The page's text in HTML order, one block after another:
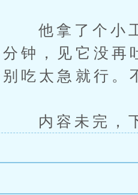
拿了个小工具
钟，见它没再
吃太急就行。
容未完，下